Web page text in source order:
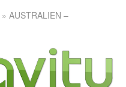
» AUSTRALIEN –